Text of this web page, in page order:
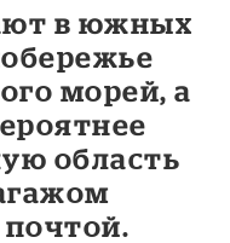
в южных
морей, а
область